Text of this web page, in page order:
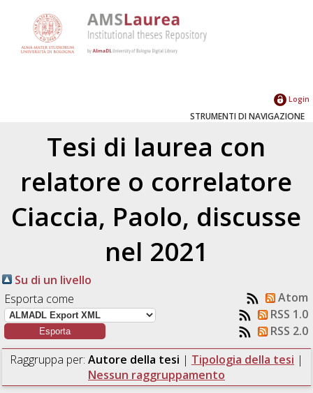
Login
STRUMENTI DI NAVIGAZIONE
Tesi di laurea con
relatore o correlatore
Ciaccia, Paolo, discusse
nel 2021
Su di un livello
Esporta come
Atom
RSS 1.0
RSS 2.0
Raggruppa per: Autore della tesi | Tipologia della tesi |
Nessun raggruppamento